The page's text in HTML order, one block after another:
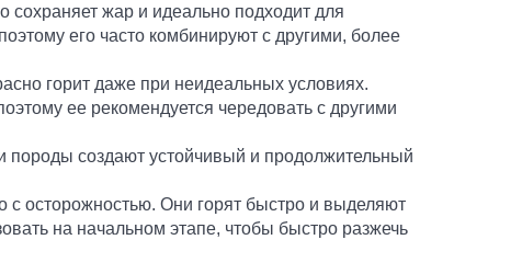
жар и идеально подходит для
его часто комбинируют с другими, более
горит даже при неидеальных условиях.
ее рекомендуется чередовать с другими
создают устойчивый и продолжительный
с осторожностью. Они горят быстро и выделяют
на начальном этапе, чтобы быстро разжечь